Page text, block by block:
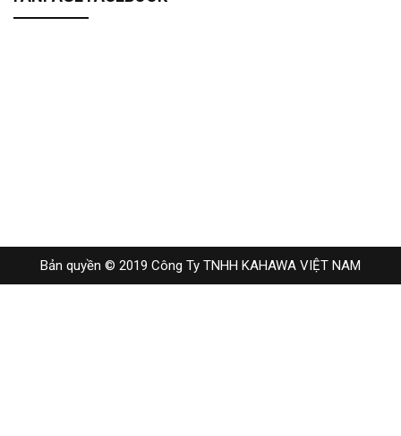
Bản quyền © 2019 Công Ty TNHH KAHAWA VIỆT NAM